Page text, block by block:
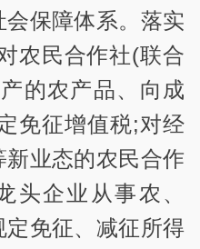
保障体系。落实
农民合作社(联合
的农产品、向成
免征增值税;对经
业态的农民合作
头企业从事农、
免征、减征所得